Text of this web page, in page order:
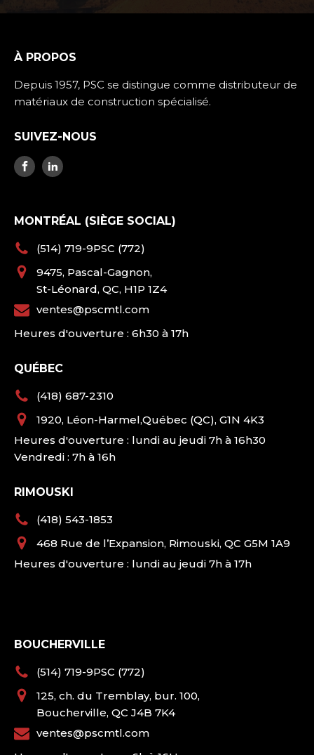
À PROPOS
Depuis 1957, PSC se distingue comme distributeur de
matériaux de construction spécialisé.
SUIVEZ-NOUS
MONTRÉAL (SIÈGE SOCIAL)
(514) 719-9PSC (772)
9475, Pascal-Gagnon,
St-Léonard, QC, H1P 1Z4
ventes@pscmtl.com
Heures d'ouverture : 6h30 à 17h
QUÉBEC
(418) 687-2310
1920, Léon-Harmel,Québec (QC), G1N 4K3
Heures d'ouverture : lundi au jeudi 7h à 16h30
Vendredi : 7h à 16h
RIMOUSKI
(418) 543-1853
468 Rue de l’Expansion, Rimouski, QC G5M 1A9
Heures d'ouverture : lundi au jeudi 7h à 17h
BOUCHERVILLE
(514) 719-9PSC (772)
125, ch. du Tremblay, bur. 100,
Boucherville, QC J4B 7K4
ventes@pscmtl.com